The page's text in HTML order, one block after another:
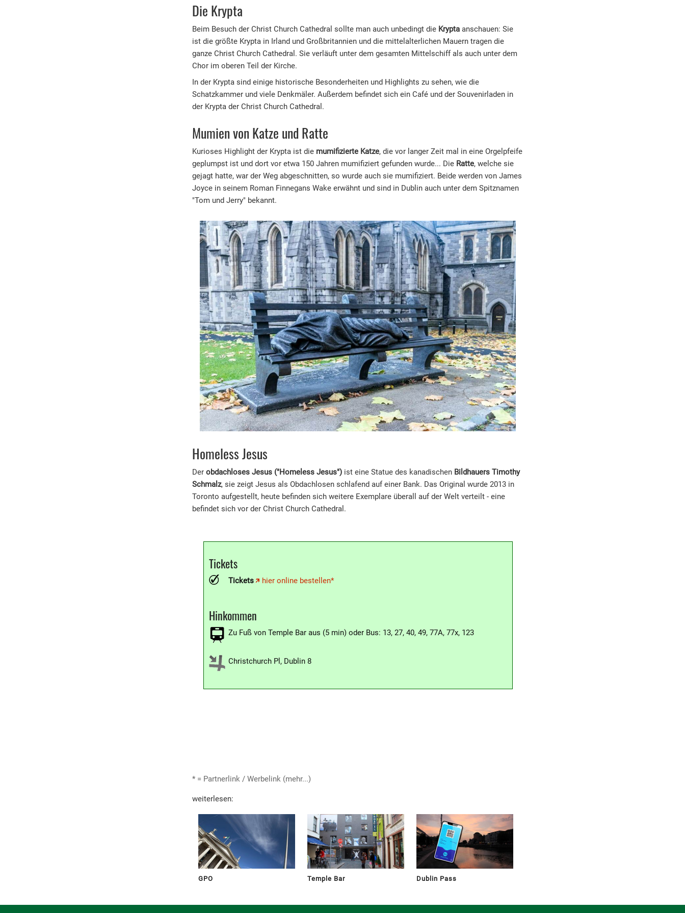
Die Krypta
Beim Besuch der Christ Church Cathedral sollte man auch unbedingt die Krypta anschauen: Sie
ist die größte Krypta in Irland und Großbritannien und die mittelalterlichen Mauern tragen die
ganze Christ Church Cathedral. Sie verläuft unter dem gesamten Mittelschiff als auch unter dem
Chor im oberen Teil der Kirche.
In der Krypta sind einige historische Besonderheiten und Highlights zu sehen, wie die
Schatzkammer und viele Denkmäler. Außerdem befindet sich ein Café und der Souvenirladen in
der Krypta der Christ Church Cathedral.
Mumien von Katze und Ratte
Kurioses Highlight der Krypta ist die mumifizierte Katze, die vor langer Zeit mal in eine Orgelpfeife
geplumpst ist und dort vor etwa 150 Jahren mumifiziert gefunden wurde... Die Ratte, welche sie
gejagt hatte, war der Weg abgeschnitten, so wurde auch sie mumifiziert. Beide werden von James
Joyce in seinem Roman Finnegans Wake erwähnt und sind in Dublin auch unter dem Spitznamen
"Tom und Jerry" bekannt.
Homeless Jesus
Der obdachloses Jesus ("Homeless Jesus") ist eine Statue des kanadischen Bildhauers Timothy
Schmalz, sie zeigt Jesus als Obdachlosen schlafend auf einer Bank. Das Original wurde 2013 in
Toronto aufgestellt, heute befinden sich weitere Exemplare überall auf der Welt verteilt - eine
befindet sich vor der Christ Church Cathedral.
Tickets
Tickets hier online bestellen*
Hinkommen
Zu Fuß von Temple Bar aus (5 min) oder Bus: 13, 27, 40, 49, 77A, 77x, 123
Christchurch Pl, Dublin 8
* = Partnerlink / Werbelink (mehr...)
weiterlesen:
GPO Temple Bar Dublin Pass